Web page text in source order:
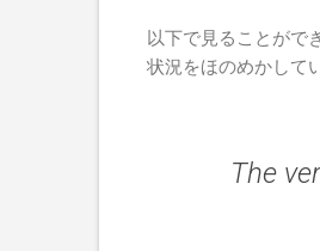
以下で見ることがで
状況をほのめかして
The